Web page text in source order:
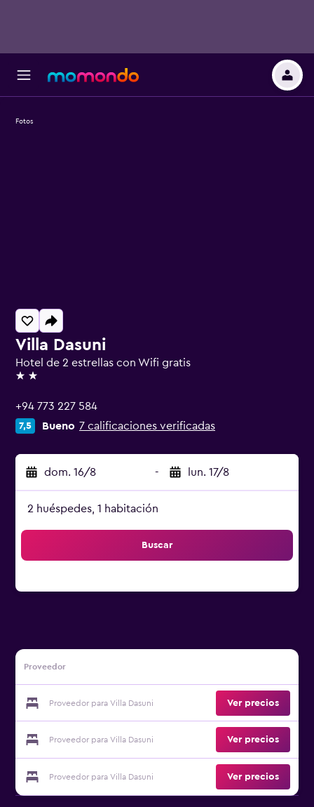
Villa Dasuni
Hotel de 2 estrellas con Wifi gratis
2 estrellas
+94 773 227 584
7,5 Bueno 7 calificaciones verificadas
dom. 16/8 - lun. 17/8
2 huéspedes, 1 habitación
Buscar
Proveedor
Proveedor para Villa Dasuni Ver precios
Proveedor para Villa Dasuni Ver precios
Proveedor para Villa Dasuni Ver precios
Fotos